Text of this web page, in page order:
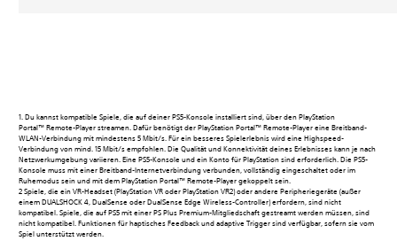
1. Du kannst kompatible Spiele, die auf deiner PS5-Konsole installiert sind, über den PlayStation
Portal™ Remote-Player streamen. Dafür benötigt der PlayStation Portal™ Remote-Player eine Breitband-
WLAN-Verbindung mit mindestens 5 Mbit/s. Für ein besseres Spielerlebnis wird eine Highspeed-
Verbindung von mind. 15 Mbit/s empfohlen. Die Qualität und Konnektivität deines Erlebnisses kann je nach
Netzwerkumgebung variieren. Eine PS5-Konsole und ein Konto für PlayStation sind erforderlich. Die PS5-
Konsole muss mit einer Breitband-Internetverbindung verbunden, vollständig eingeschaltet oder im
Ruhemodus sein und mit dem PlayStation Portal™ Remote-Player gekoppelt sein.
2 Spiele, die ein VR-Headset (PlayStation VR oder PlayStation VR2) oder andere Peripheriegeräte (außer
einem DUALSHOCK 4, DualSense oder DualSense Edge Wireless-Controller) erfordern, sind nicht
kompatibel. Spiele, die auf PS5 mit einer PS Plus Premium-Mitgliedschaft gestreamt werden müssen, sind
nicht kompatibel. Funktionen für haptisches Feedback und adaptive Trigger sind verfügbar, sofern sie vom
Spiel unterstützt werden.